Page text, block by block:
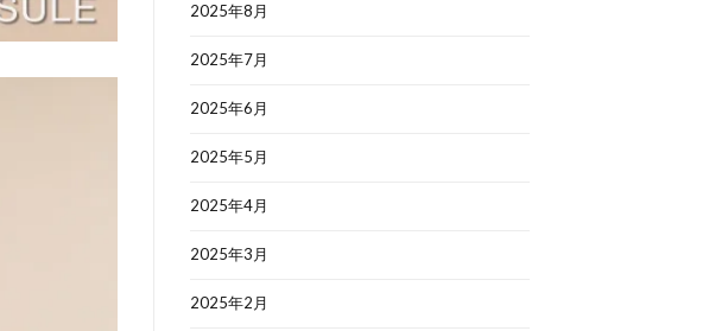
2025年8月
2025年7月
2025年6月
2025年5月
2025年4月
2025年3月
2025年2月